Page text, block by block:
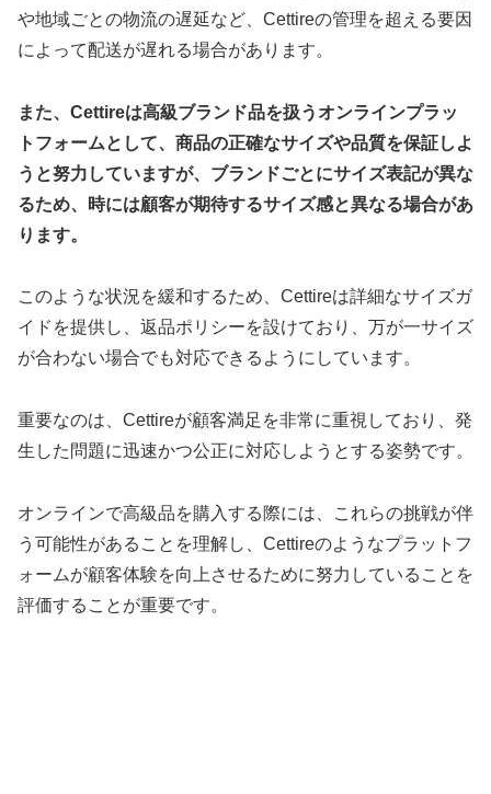
や地域ごとの物流の遅延など、Cettireの管理を超える要因
によって配送が遅れる場合があります。
また、Cettireは高級ブランド品を扱うオンラインプラッ
トフォームとして、商品の正確なサイズや品質を保証しよ
うと努力していますが、ブランドごとにサイズ表記が異な
るため、時には顧客が期待するサイズ感と異なる場合があ
ります。
このような状況を緩和するため、Cettireは詳細なサイズガ
イドを提供し、返品ポリシーを設けており、万が一サイズ
が合わない場合でも対応できるようにしています。
重要なのは、Cettireが顧客満足を非常に重視しており、発
生した問題に迅速かつ公正に対応しようとする姿勢です。
オンラインで高級品を購入する際には、これらの挑戦が伴
う可能性があることを理解し、Cettireのようなプラットフ
ォームが顧客体験を向上させるために努力していることを
評価することが重要です。